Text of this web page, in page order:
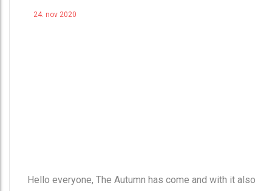
24. nov 2020
Hello everyone, The Autumn has come and with it also